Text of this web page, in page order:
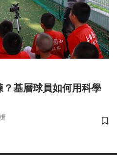
基層球員如何用科學
儲